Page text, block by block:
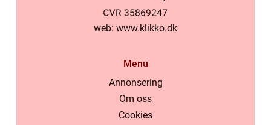
web: www.klikko.dk
Menu
Annonsering
Om oss
Cookies